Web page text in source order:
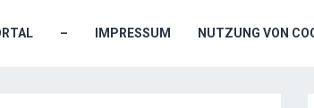
– IMPRESSUM NUTZUNG VON